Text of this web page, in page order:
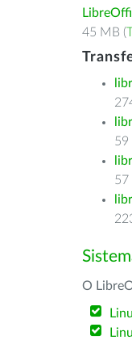
45 MB (
59
57
O